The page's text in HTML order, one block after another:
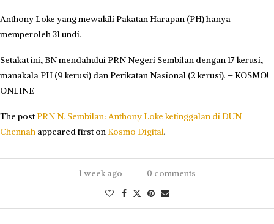
Anthony Loke yang mewakili Pakatan Harapan (PH) hanya
memperoleh 31 undi.
Setakat ini, BN mendahului PRN Negeri Sembilan dengan 17 kerusi,
manakala PH (9 kerusi) dan Perikatan Nasional (2 kerusi). – KOSMO!
ONLINE
The postPRN N. Sembilan: Anthony Loke ketinggalan di DUN
Chennah appeared first on Kosmo Digital.
1 week ago 0 comments